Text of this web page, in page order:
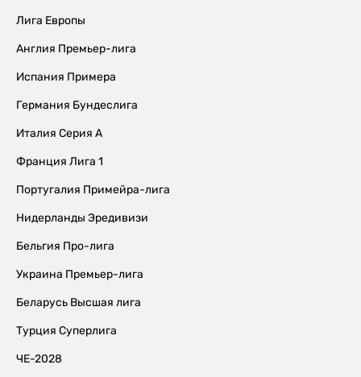
Лига Европы
Англия Премьер-лига
Испания Примера
Германия Бундеслига
Италия Серия А
Франция Лига 1
Португалия Примейра-лига
Нидерланды Эредивизи
Бельгия Про-лига
Украина Премьер-лига
Беларусь Высшая лига
Турция Суперлига
ЧЕ-2028